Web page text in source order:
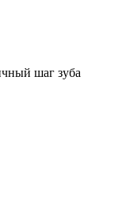
шаг зуба